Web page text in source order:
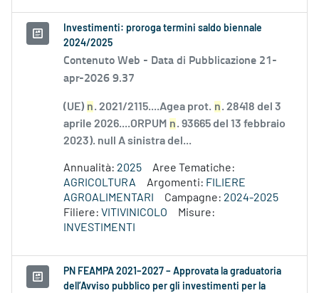
Investimenti: proroga termini saldo biennale
2024/2025
Contenuto Web - Data di Pubblicazione 21-
apr-2026 9.37
(UE) n. 2021/2115....Agea prot. n. 28418 del 3
aprile 2026....ORPUM n. 93665 del 13 febbraio
2023). null A sinistra del...
Annualità: 2025
Aree Tematiche:
AGRICOLTURA
Argomenti: FILIERE
AGROALIMENTARI
Campagne: 2024-2025
Filiere: VITIVINICOLO
Misure:
INVESTIMENTI
PN FEAMPA 2021–2027 – Approvata la graduatoria
dell’Avviso pubblico per gli investimenti per la